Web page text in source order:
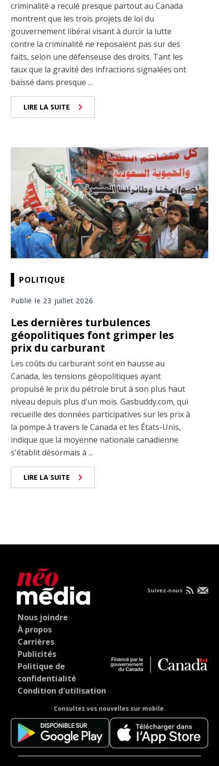
criminalité a reculé presque partout au Canada
montrent que les trois projets de loi du
gouvernement libéral visant à durcir la lutte
contre la criminalité ne reposaient pas sur des
faits, selon une défenseuse des droits. Tant les
taux que la gravité des infractions signalées ont
baissé dans presque ...
LIRE LA SUITE
POLITIQUE
Publié le 23 juillet 2026
Les dernières turbulences
géopolitiques font grimper les
prix du carburant
Les coûts du carburant sont en hausse au
Canada, les tensions géopolitiques ayant
propulsé le prix du pétrole brut à son plus haut
niveau depuis plus d'un mois. Gasbuddy.com, qui
recueille des données participatives sur les prix à
la pompe à travers le Canada et les États-Unis,
indique que la moyenne nationale canadienne
s'établit désormais à ...
LIRE LA SUITE
Nous joindre
À propos
Carrières
Publicités
Politique de
confidentialité
Condition d'utilisation
Consultez vos nouvelles sur mobile.
Suivez-nous